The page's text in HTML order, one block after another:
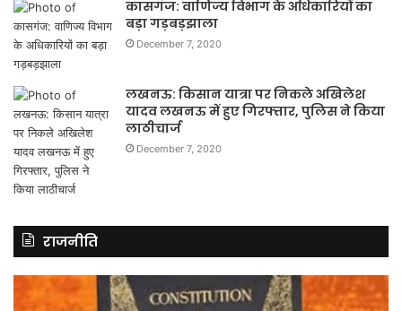
कासगंज: वाणिज्य विभाग के अधिकारियों का
बड़ा गड़बड़झाला
December 7, 2020
लखनऊ: किसान यात्रा पर निकले अखिलेश
यादव लखनऊ में हुए गिरफ्तार, पुलिस ने किया
लाठीचार्ज
December 7, 2020
राजनीति